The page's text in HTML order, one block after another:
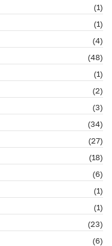
(1)
(1)
(4)
(48)
(1)
(2)
(3)
(34)
(27)
(18)
(6)
(1)
(1)
(23)
(6)